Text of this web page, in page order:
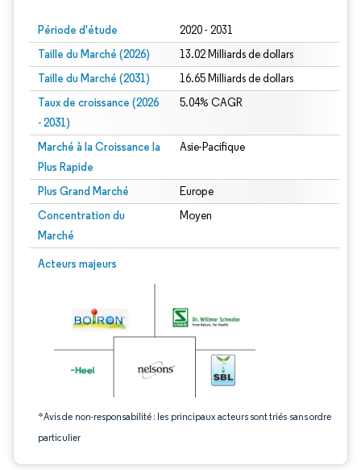
Période d'étude 2020 - 2031
Taille du Marché (2026) 13.02 Milliards de dollars
Taille du Marché (2031) 16.65 Milliards de dollars
Taux de croissance (2026
- 2031)
5.04% CAGR
Marché à la Croissance la
Plus Rapide
Asie-Pacifique
Plus Grand Marché Europe
Concentration du
Marché
Moyen
Acteurs majeurs
*Avis de non-responsabilité : les principaux acteurs sont triés sans ordre
particulier
Image © Mordor Intelligence. La réutilisation nécessite une attribution sous CC